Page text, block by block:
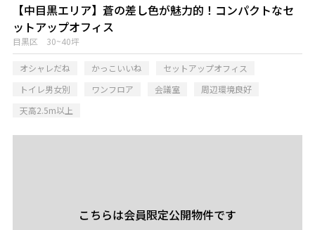
【中目黒エリア】蒼の差し色が魅力的！コンパクトなセ
ットアップオフィス
目黒区 30~40坪
オシャレだね かっこいいね
セットアップオフィス
トイレ男女別
ワンフロア 会議室
周辺環境良好
天高2.5m以上
こちらは会員限定公開物件です